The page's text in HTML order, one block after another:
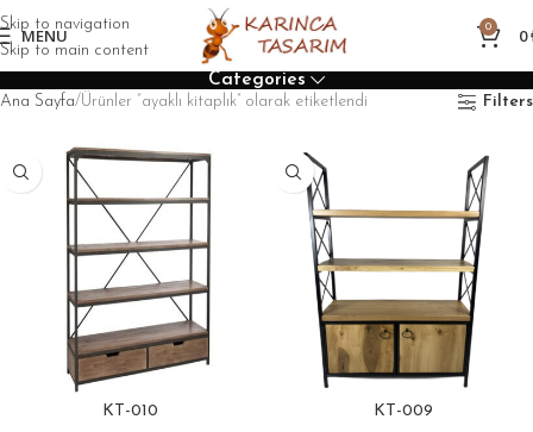
Skip to navigation
Skip to main content
MENU 0 0
Categories
Ana Sayfa Ürünler “ayaklı kitaplık” olarak etiketlendi Filters
KT-010 KT-009